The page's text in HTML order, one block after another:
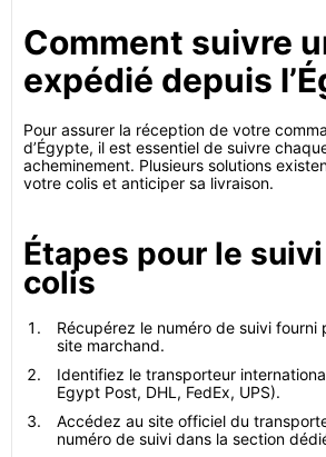
Comment suivre
expédié depuis
Pour assurer la réception de votre
d’Égypte, il est essentiel de suivre
acheminement. Plusieurs solutions
votre colis et anticiper sa livraison.
Étapes pour le
colis
Récupérez le numéro de suivi fourni
site marchand.
Identifiez le transporteur
Egypt Post, DHL, FedEx, UPS).
Accédez au site officiel du
numéro de suivi dans la section